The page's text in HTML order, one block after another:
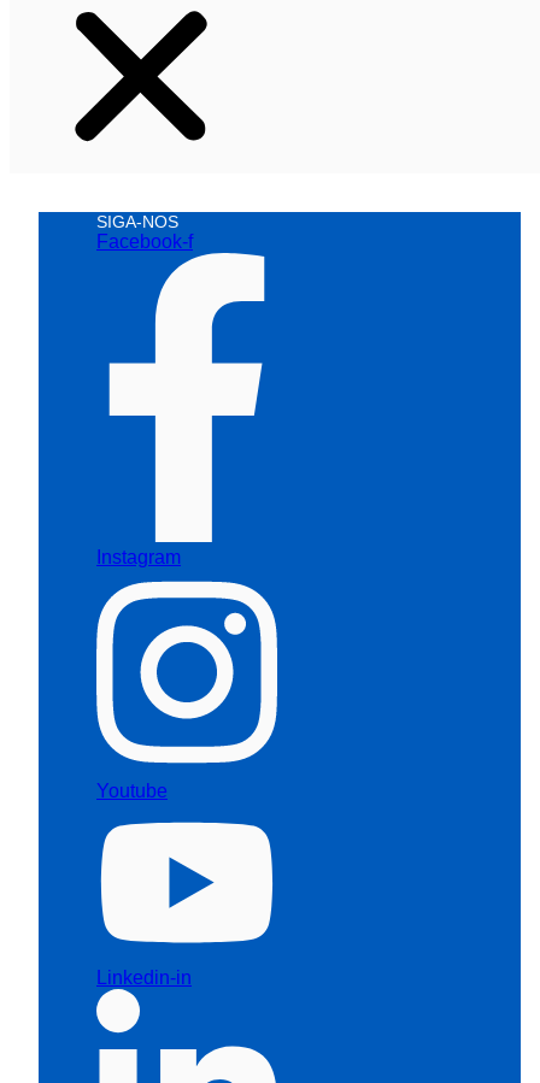
SIGA-NOS
Facebook-f
Instagram
Youtube
Linkedin-in